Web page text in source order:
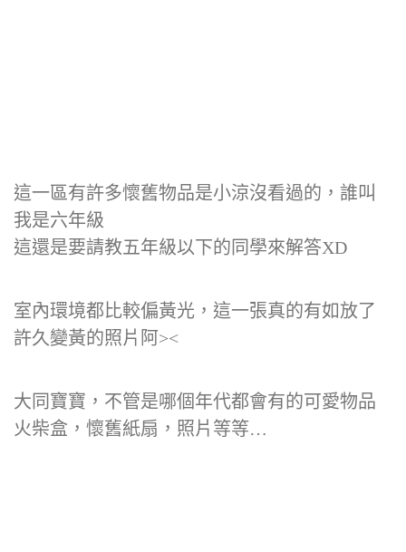
這一區有許多懷舊物品是小涼沒看過的，誰叫
我是六年級
這還是要請教五年級以下的同學來解答XD
室內環境都比較偏黃光，這一張真的有如放了
許久變黃的照片阿><
大同寶寶，不管是哪個年代都會有的可愛物品
火柴盒，懷舊紙扇，照片等等…